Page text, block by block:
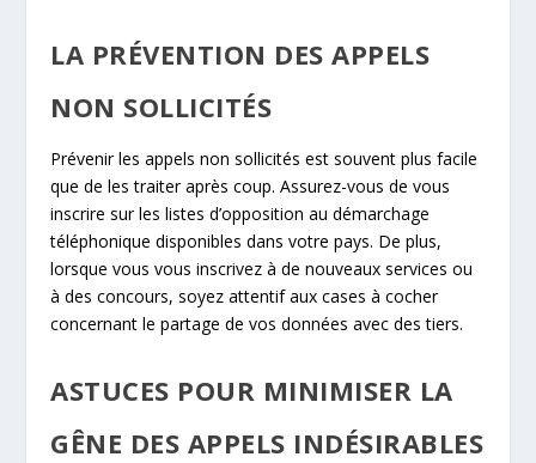
LA PRÉVENTION DES APPELS
NON SOLLICITÉS
Prévenir les appels non sollicités est souvent plus facile
que de les traiter après coup. Assurez-vous de vous
inscrire sur les listes d’opposition au démarchage
téléphonique disponibles dans votre pays. De plus,
lorsque vous vous inscrivez à de nouveaux services ou
à des concours, soyez attentif aux cases à cocher
concernant le partage de vos données avec des tiers.
ASTUCES POUR MINIMISER LA
GÊNE DES APPELS INDÉSIRABLES